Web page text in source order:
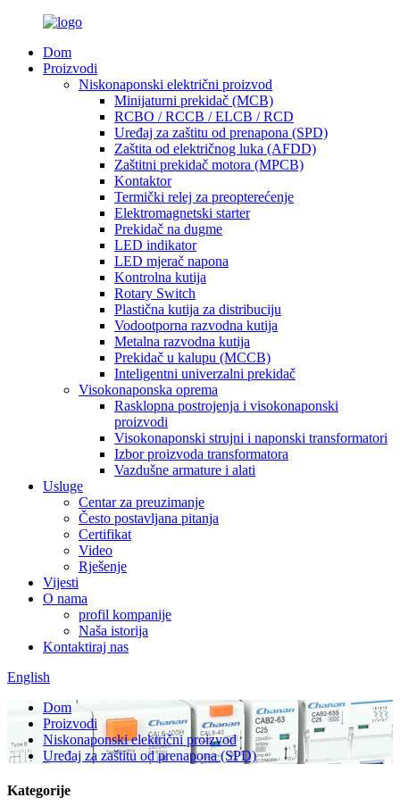
Dom
Proizvodi
Niskonaponski električni proizvod
Minijaturni prekidač (MCB)
RCBO / RCCB / ELCB / RCD
Uređaj za zaštitu od prenapona (SPD)
Zaštita od električnog luka (AFDD)
Zaštitni prekidač motora (MPCB)
Kontaktor
Termički relej za preopterećenje
Elektromagnetski starter
Prekidač na dugme
LED indikator
LED mjerač napona
Kontrolna kutija
Rotary Switch
Plastična kutija za distribuciju
Vodootporna razvodna kutija
Metalna razvodna kutija
Prekidač u kalupu (MCCB)
Inteligentni univerzalni prekidač
Visokonaponska oprema
Rasklopna postrojenja i visokonaponski
proizvodi
Visokonaponski strujni i naponski transformatori
Izbor proizvoda transformatora
Vazdušne armature i alati
Usluge
Centar za preuzimanje
Često postavljana pitanja
Certifikat
Video
Rješenje
Vijesti
O nama
profil kompanije
Naša istorija
Kontaktiraj nas
English
Dom
Proizvodi
Niskonaponski električni proizvod
Uređaj za zaštitu od prenapona (SPD)
Kategorije